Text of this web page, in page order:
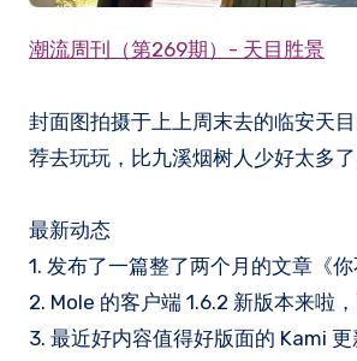
潮流周刊（第269期）- 天目胜景
封面图拍摄于上上周末去的临安天
荐去玩玩，比九溪烟树人少好太多了
最新动态
1. 发布了一篇整了两个月的文章《
2. Mole 的客户端 1.6.2 新版本来啦
3. 最近好内容值得好版面的 Kami